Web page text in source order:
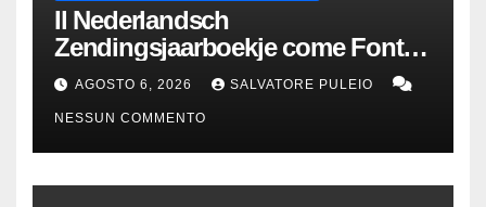
Il Nederlandsch
Zendingsjaarboekje come Fonte
Storica delle Indie Orientali
AGOSTO 6, 2026 SALVATORE PULEIO
NESSUN COMMENTO